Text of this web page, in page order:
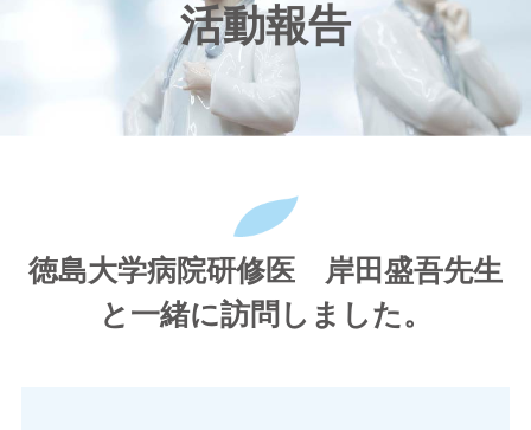
活動報告
徳島大学病院研修医 岸田盛吾先生
と一緒に訪問しました。